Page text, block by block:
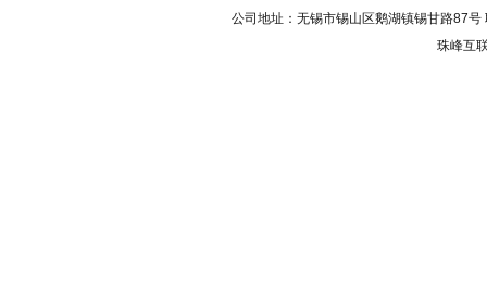
公司地址：无锡市锡山区鹅湖镇锡甘路87
珠峰互